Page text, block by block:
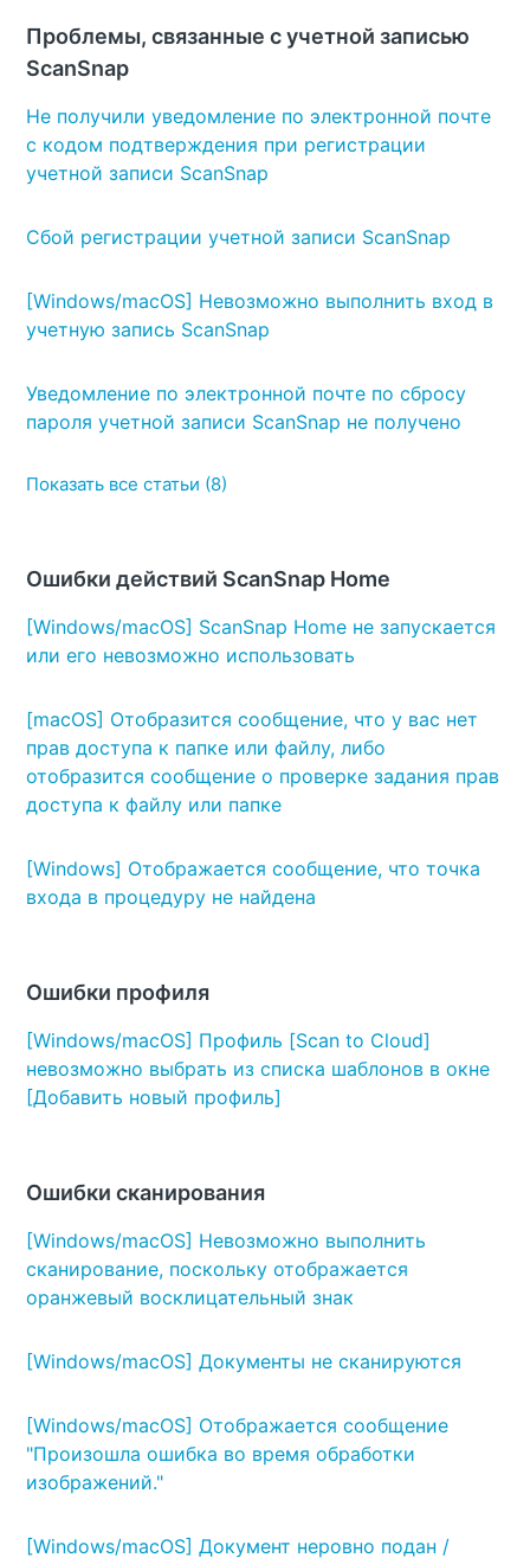
Проблемы, связанные с учетной записью
ScanSnap
Не получили уведомление по электронной почте
с кодом подтверждения при регистрации
учетной записи ScanSnap
Сбой регистрации учетной записи ScanSnap
[Windows/macOS] Невозможно выполнить вход в
учетную запись ScanSnap
Уведомление по электронной почте по сбросу
пароля учетной записи ScanSnap не получено
Показать все статьи (8)
Ошибки действий ScanSnap Home
[Windows/macOS] ScanSnap Home не запускается
или его невозможно использовать
[macOS] Отобразится сообщение, что у вас нет
прав доступа к папке или файлу, либо
отобразится сообщение о проверке задания прав
доступа к файлу или папке
[Windows] Отображается сообщение, что точка
входа в процедуру не найдена
Ошибки профиля
[Windows/macOS] Профиль [Scan to Cloud]
невозможно выбрать из списка шаблонов в окне
[Добавить новый профиль]
Ошибки сканирования
[Windows/macOS] Невозможно выполнить
сканирование, поскольку отображается
оранжевый восклицательный знак
[Windows/macOS] Документы не сканируются
[Windows/macOS] Отображается сообщение
"Произошла ошибка во время обработки
изображений."
[Windows/macOS] Документ неровно подан /